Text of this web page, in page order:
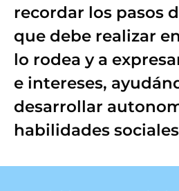
recordar los pasos
que debe realizar
lo rodea y a
e intereses,
desarrollar
habilidades sociales